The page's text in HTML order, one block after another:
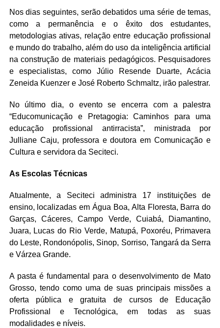
Nos dias seguintes, serão debatidos uma série de temas,
como a permanência e o êxito dos estudantes,
metodologias ativas, relação entre educação profissional
e mundo do trabalho, além do uso da inteligência artificial
na construção de materiais pedagógicos. Pesquisadores
e especialistas, como Júlio Resende Duarte, Acácia
Zeneida Kuenzer e José Roberto Schmaltz, irão palestrar.
No último dia, o evento se encerra com a palestra
“Educomunicação e Pretagogia: Caminhos para uma
educação profissional antirracista”, ministrada por
Julliane Caju, professora e doutora em Comunicação e
Cultura e servidora da Seciteci.
As Escolas Técnicas
Atualmente, a Seciteci administra 17 instituições de
ensino, localizadas em Água Boa, Alta Floresta, Barra do
Garças, Cáceres, Campo Verde, Cuiabá, Diamantino,
Juara, Lucas do Rio Verde, Matupá, Poxoréu, Primavera
do Leste, Rondonópolis, Sinop, Sorriso, Tangará da Serra
e Várzea Grande.
A pasta é fundamental para o desenvolvimento de Mato
Grosso, tendo como uma de suas principais missões a
oferta pública e gratuita de cursos de Educação
Profissional e Tecnológica, em todas as suas
modalidades e níveis.